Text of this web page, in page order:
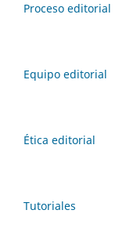
Proceso editorial
Equipo editorial
Ética editorial
Tutoriales